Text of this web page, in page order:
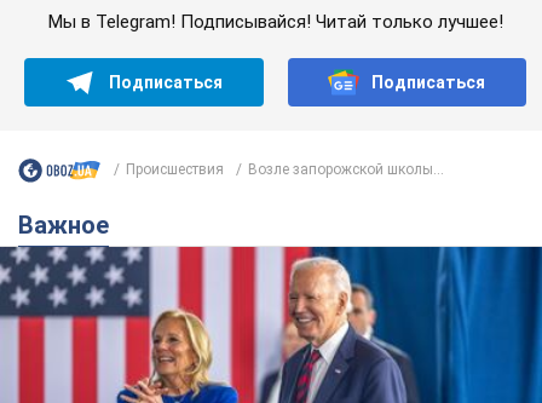
Мы в Telegram! Подписывайся! Читай только лучшее!
Подписаться Подписаться
Происшествия Возле запорожской школы...
Важное